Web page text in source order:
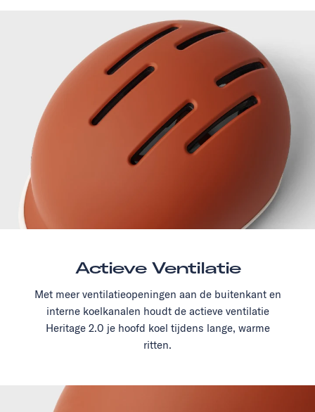
Actieve Ventilatie
Met meer ventilatieopeningen aan de buitenkant en
interne koelkanalen houdt de actieve ventilatie
Heritage 2.0 je hoofd koel tijdens lange, warme
ritten.